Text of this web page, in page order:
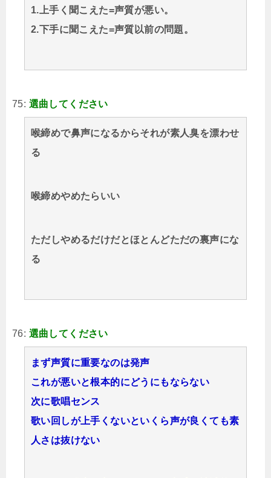
1.上手く聞こえた=声質が悪い。
2.下手に聞こえた=声質以前の問題。
75: 選曲してください
喉締めで鼻声になるからそれが素人臭を漂わせ
る
喉締めやめたらいい
ただしやめるだけだとほとんどただの裏声にな
る
76: 選曲してください
まず声質に重要なのは発声
これが悪いと根本的にどうにもならない
次に歌唱センス
歌い回しが上手くないといくら声が良くても素
人さは抜けない